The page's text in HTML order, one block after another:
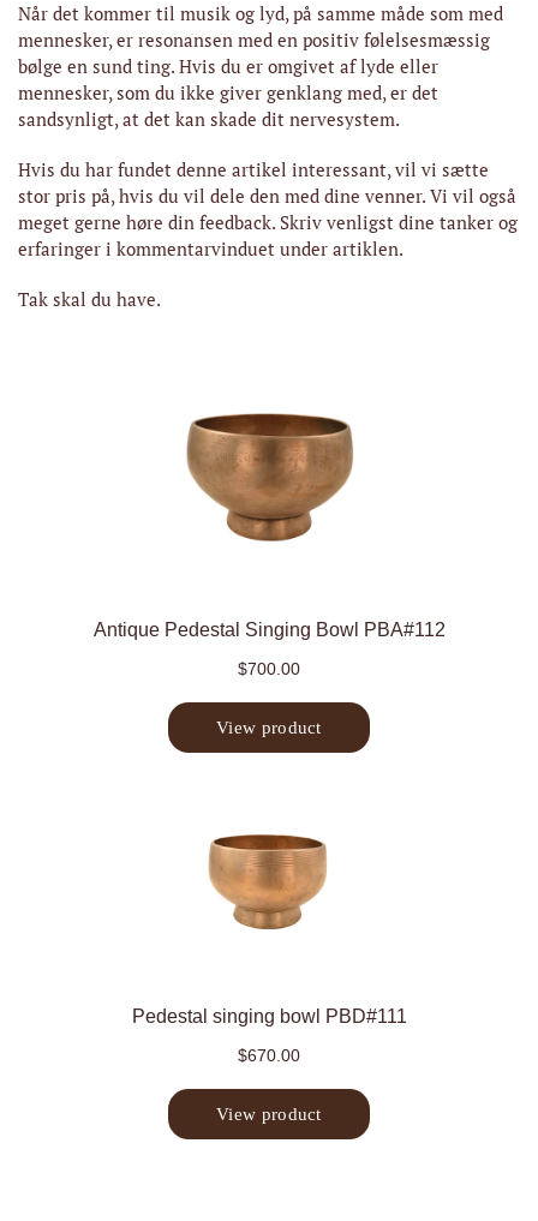
Når det kommer til musik og lyd, på samme måde som med
mennesker, er resonansen med en positiv følelsesmæssig
bølge en sund ting. Hvis du er omgivet af lyde eller
mennesker, som du ikke giver genklang med, er det
sandsynligt, at det kan skade dit nervesystem.
Hvis du har fundet denne artikel interessant, vil vi sætte
stor pris på, hvis du vil dele den med dine venner. Vi vil også
meget gerne høre din feedback. Skriv venligst dine tanker og
erfaringer i kommentarvinduet under artiklen.
Tak skal du have.